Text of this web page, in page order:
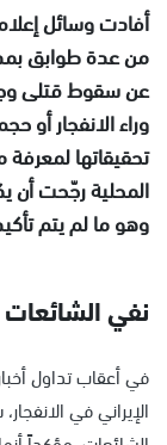
أفادت وسائل
من عدة طوابق
عن سقوط قتلى
وراء الانفجار أو
تحقيقاتها
المحلية رجّحت أن
وهو ما لم يتم
نفي الشائعات
في أعقاب تداول
الإيراني في